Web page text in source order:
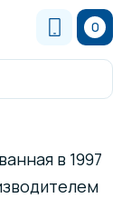
0
в 1997